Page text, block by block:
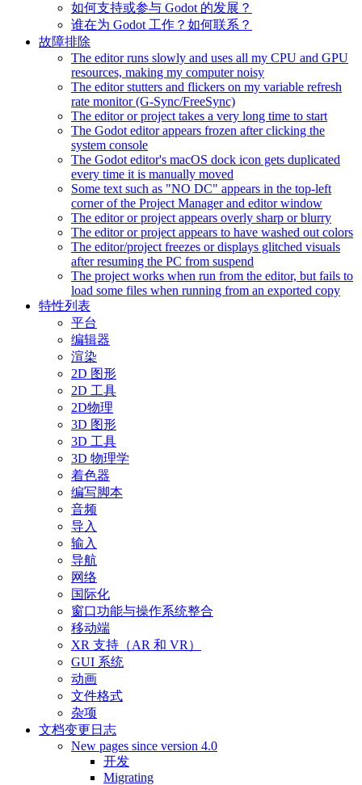
如何支持或参与 Godot 的发展？
谁在为 Godot 工作？如何联系？
故障排除
The editor runs slowly and uses all my CPU and GPU
resources, making my computer noisy
The editor stutters and flickers on my variable refresh
rate monitor (G-Sync/FreeSync)
The editor or project takes a very long time to start
The Godot editor appears frozen after clicking the
system console
The Godot editor's macOS dock icon gets duplicated
every time it is manually moved
Some text such as "NO DC" appears in the top-left
corner of the Project Manager and editor window
The editor or project appears overly sharp or blurry
The editor or project appears to have washed out colors
The editor/project freezes or displays glitched visuals
after resuming the PC from suspend
The project works when run from the editor, but fails to
load some files when running from an exported copy
特性列表
平台
编辑器
渲染
2D 图形
2D 工具
2D物理
3D 图形
3D 工具
3D 物理学
着色器
编写脚本
音频
导入
输入
导航
网络
国际化
窗口功能与操作系统整合
移动端
XR 支持（AR 和 VR）
GUI 系统
动画
文件格式
杂项
文档变更日志
New pages since version 4.0
开发
Migrating